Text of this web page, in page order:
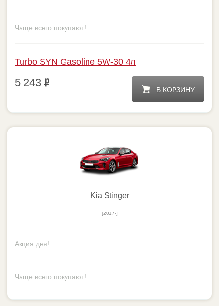
Turbo SYN Gasoline 5W-30 4л
5 243
В КОРЗИНУ
Kia Stinger
[2017-]